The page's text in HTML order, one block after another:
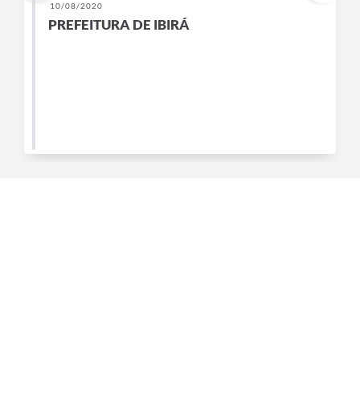
10/08/2020
PREFEITURA DE IBIRÁ